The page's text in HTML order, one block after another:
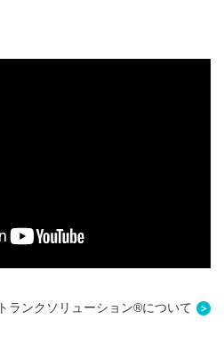
トランクソリューション®について